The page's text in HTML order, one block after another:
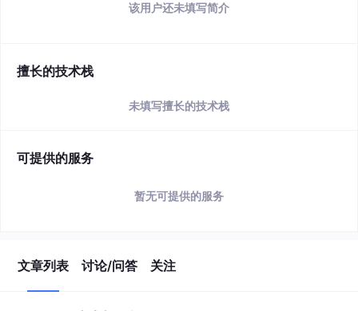
该用户还未填写简介
擅长的技术栈
未填写擅长的技术栈
可提供的服务
暂无可提供的服务
文章列表 讨论/问答 关注